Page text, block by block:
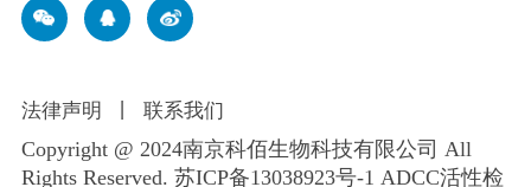
法律声明 联系我们
Copyright @ 2024南京科佰生物科技有限公司 All
Rights Reserved. 苏ICP备13038923号-1 ADCC活性检